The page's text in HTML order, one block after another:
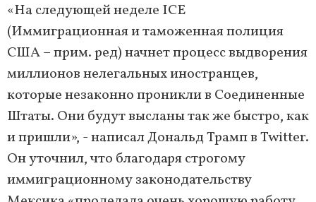
«На следующей неделе ICE
(Иммиграционная и таможенная полиция
США – прим. ред) начнет процесс выдворения
миллионов нелегальных иностранцев,
которые незаконно проникли в Соединенные
Штаты. Они будут высланы так же быстро, как
и пришли», - написал Дональд Трамп в Twitter.
Он уточнил, что благодаря строгому
иммиграционному законодательству